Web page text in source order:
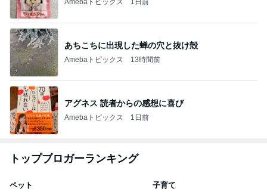
あちこちに出現した蝉の穴と抜け殻
Amebaトピックス 13時間前
アグネス 読者からの感想に喜び
Amebaトピックス 1日前
トップブロガーランキング
ペット 子育て